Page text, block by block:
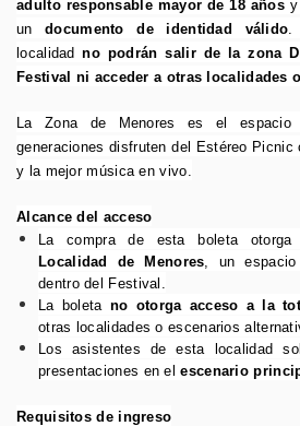
adulto responsable mayor de 18 años y
undocumento de identidad válido.
localidadno podrán salir de la zona
Festival ni acceder a otras localidades
La Zona de Menores es el espacio
generaciones disfruten del Estéreo Picnic
y la mejor música en vivo.
Alcance del acceso
La compra de esta boleta
Localidad de Menores, un espacio
dentro del Festival.
La boleta no otorga acceso a la
otras localidades o escenarios
Los asistentes de esta localidad
presentaciones en elescenario
Requisitos de ingreso